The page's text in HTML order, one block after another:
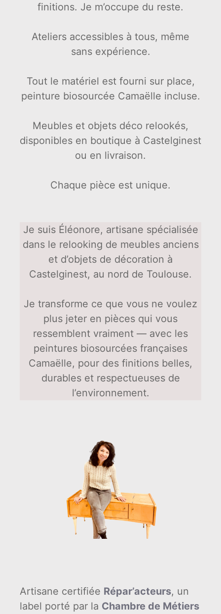
finitions. Je m’occupe du reste.
Ateliers accessibles à tous, même
sans expérience.
Tout le matériel est fourni sur place,
peinture biosourcée Camaëlle incluse.
Meubles et objets déco relookés,
disponibles en boutique à Castelginest
ou en livraison.
Chaque pièce est unique.
Je suis Éléonore, artisane spécialisée
dans le relooking de meubles anciens
et d’objets de décoration à
Castelginest, au nord de Toulouse.
Je transforme ce que vous ne voulez
plus jeter en pièces qui vous
ressemblent vraiment — avec les
peintures biosourcées françaises
Camaëlle, pour des finitions belles,
durables et respectueuses de
l’environnement.
Artisane certifiée Répar’acteurs, un
label porté par la Chambre de Métiers